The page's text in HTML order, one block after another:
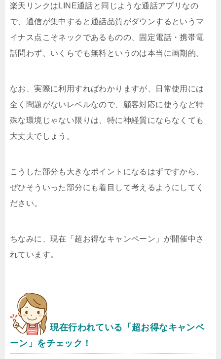
楽天リンクはLINE通話と同じような通話アプリなの
で、通信が集中すると通話品質がダウンするというマ
イナス点こそネックであるものの、固定電話・携帯電
話問わず、いくらでも無料というのは本当に画期的。
なお、実際に利用すればわかりますが、日常使用には
全く問題がないレベルなので、顧客対応に使うなど特
殊な環境じゃない限りは、特に神経質にならなくても
大丈夫でしょう。
こうした部分も大きなポイントになるはずですから、
ぜひそういった部分にも着目して考えるようにしてく
ださい。
ちなみに、現在「超お得なキャンペーン」が開催中さ
れています。
現在行われている「超お得なキャンペ
ーン」をチェック！